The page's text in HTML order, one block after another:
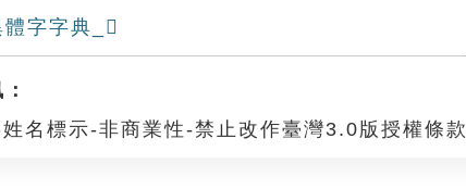
字字典_𠃕
名標示-非商業性-禁止改作臺灣3.0版授權條款